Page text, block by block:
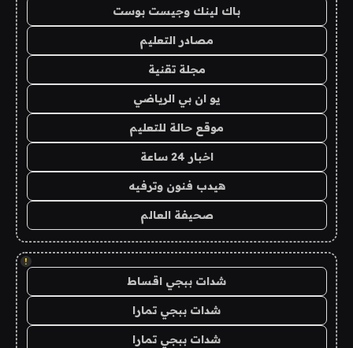
باك لينك وجيست بوست
مصادر التعليم
مجلة تقنية
يو ان بي الرياضي
موقع حالة للتعليم
اخبار 24 ساعة
هيدب فنون وترفيه
صحيفة العالم
!
شدات ببجي اقساط
شدات ببجي تمارا
شدات ببجي تمارا